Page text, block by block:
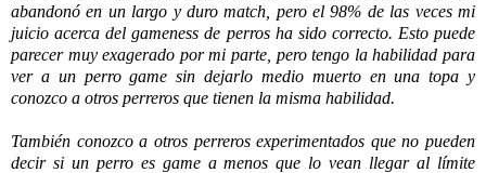
abandonó en un largo y duro match, pero el 98% de las veces mi
juicio acerca del gameness de perros ha sido correcto. Esto puede
parecer muy exagerado por mi parte, pero tengo la habilidad para
ver a un perro game sin dejarlo medio muerto en una topa y
conozco a otros perreros que tienen la misma habilidad.
También conozco a otros perreros experimentados que no pueden
decir si un perro es game a menos que lo vean llegar al límite